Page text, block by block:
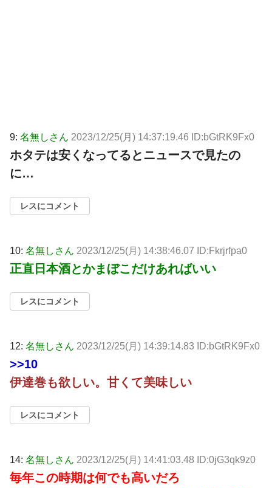
9: 名無しさん 2023/12/25(月) 14:37:19.46 ID:bGtRK9Fx0
ホタテは安くなってるとニュースで見たの
に…
レスにコメント
10: 名無しさん 2023/12/25(月) 14:38:46.07 ID:Fkrjrfpa0
正直日本酒とかまぼこだけあればいい
レスにコメント
12: 名無しさん 2023/12/25(月) 14:39:14.83 ID:bGtRK9Fx0
>>10
伊達巻も欲しい。甘くて美味しい
レスにコメント
14: 名無しさん 2023/12/25(月) 14:41:03.48 ID:0jG3qk9z0
毎年この時期は何でも高いだろ